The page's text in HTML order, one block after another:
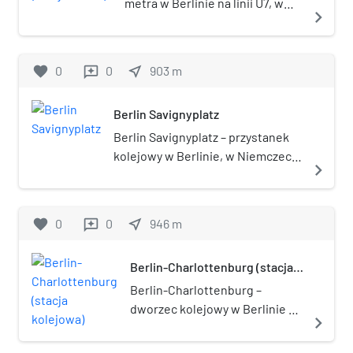
okręgu administracyjnym
Stacja została otwarta w 1978.
navigate_next
favorite 0 reviews 0 near_me 903 m
Berlin Savignyplatz
Berlin Savignyplatz – przystanek
kolejowy w Berlinie, w Niemczech.
navigate_next
favorite 0 reviews 0 near_me 946 m
Berlin-Charlottenburg (stacja
Berlin-Charlottenburg –
dworzec kolejowy w Berlinie na
Stadtbahn w poddzielnicy
navigate_next